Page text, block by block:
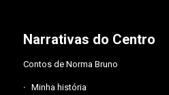
Narrativas do Centro
Contos de Norma Bruno
Minha história